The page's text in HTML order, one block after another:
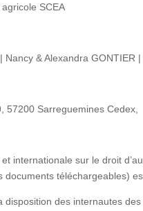
SCEA
& Alexandra GONTIER
57200 Sarreguemines
internationale sur le droit
téléchargeables)
disposition des internautes